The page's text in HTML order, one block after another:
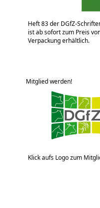
Heft 83 der DGfZ-
ist ab sofort zum Preis
Verpackung erhältlich.
Mitglied werden!
Klick aufs Logo zum